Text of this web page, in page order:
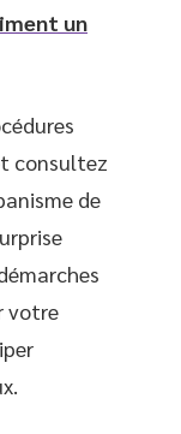
un
consultez
de
votre